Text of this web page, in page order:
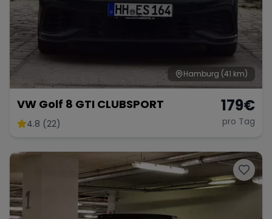
Hamburg (41 km)
VW Golf 8 GTI CLUBSPORT
4.8 (22)
179€
pro Tag